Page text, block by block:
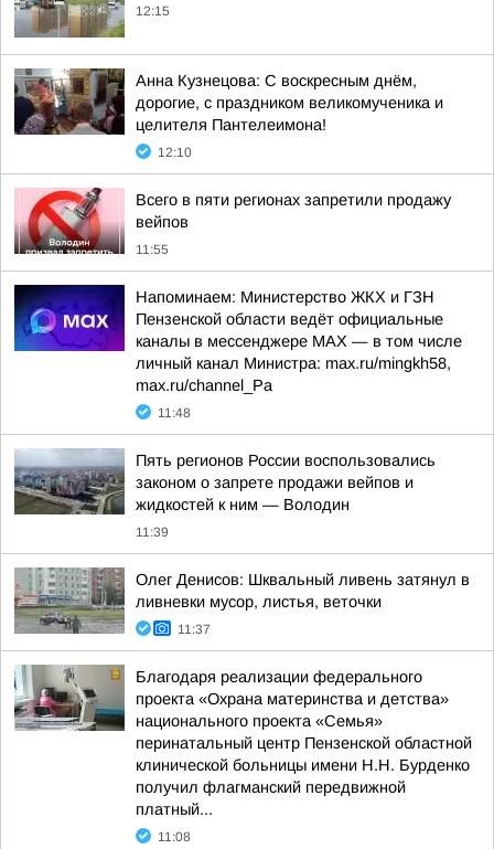
12:15
Анна Кузнецова: С воскресным днём,
дорогие, с праздником великомученика и
целителя Пантелеимона!
12:10
Всего в пяти регионах запретили продажу
вейпов
11:55
Напоминаем: Министерство ЖКХ и ГЗН
Пензенской области ведёт официальные
каналы в мессенджере МАХ — в том числе
личный канал Министра: max.ru/mingkh58,
max.ru/channel_Pa
11:48
Пять регионов России воспользовались
законом о запрете продажи вейпов и
жидкостей к ним — Володин
11:39
Олег Денисов: Шквальный ливень затянул в
ливневки мусор, листья, веточки
11:37
Благодаря реализации федерального
проекта «Охрана материнства и детства»
национального проекта «Семья»
перинатальный центр Пензенской областной
клинической больницы имени Н.Н. Бурденко
получил флагманский передвижной
платный...
11:08